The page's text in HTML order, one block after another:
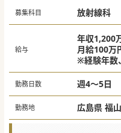
に運行しているため、自
て通勤可能です。
■病院機能評価の認証を
ライスCTなど高度な画
ております。
募集科目 放射線科
給与
年収1,200
月給100万
※経験年数
異なる
勤務日数 週4～5日
勤務地 広島県